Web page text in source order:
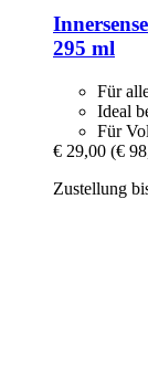
295 ml
Für
Ideal
Für
€ 29,00 (€
Zustellung